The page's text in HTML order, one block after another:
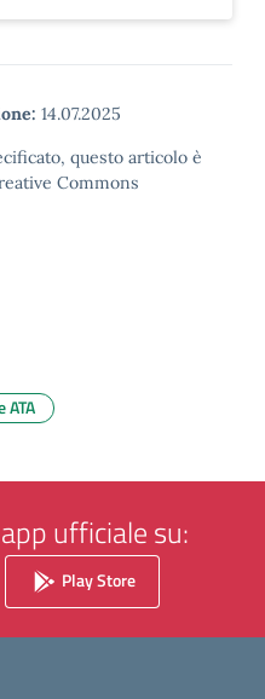
14.07.2025
questo articolo è
Commons
ATA
ufficiale su:
Play Store